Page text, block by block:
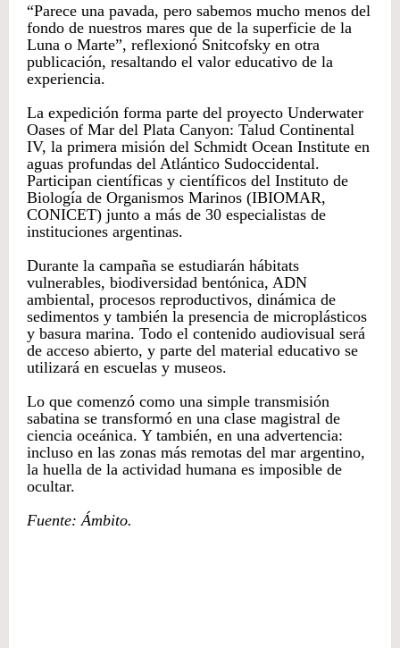
“Parece una pavada, pero sabemos mucho menos del
fondo de nuestros mares que de la superficie de la
Luna o Marte”, reflexionó Snitcofsky en otra
publicación, resaltando el valor educativo de la
experiencia.
La expedición forma parte del proyecto Underwater
Oases of Mar del Plata Canyon: Talud Continental
IV, la primera misión del Schmidt Ocean Institute en
aguas profundas del Atlántico Sudoccidental.
Participan científicas y científicos del Instituto de
Biología de Organismos Marinos (IBIOMAR,
CONICET) junto a más de 30 especialistas de
instituciones argentinas.
Durante la campaña se estudiarán hábitats
vulnerables, biodiversidad bentónica, ADN
ambiental, procesos reproductivos, dinámica de
sedimentos y también la presencia de microplásticos
y basura marina. Todo el contenido audiovisual será
de acceso abierto, y parte del material educativo se
utilizará en escuelas y museos.
Lo que comenzó como una simple transmisión
sabatina se transformó en una clase magistral de
ciencia oceánica. Y también, en una advertencia:
incluso en las zonas más remotas del mar argentino,
la huella de la actividad humana es imposible de
ocultar.
Fuente: Ámbito.